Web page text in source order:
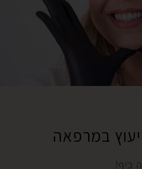
במרפאה
כיף!